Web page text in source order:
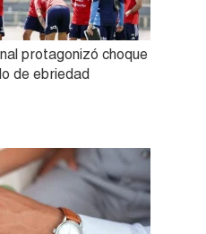
protagonizó choque
de ebriedad